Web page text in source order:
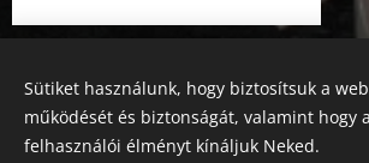
Sütiket használunk, hogy biztosítsuk a
működését és biztonságát, valamint hogy
felhasználói élményt kínáljuk Neked.